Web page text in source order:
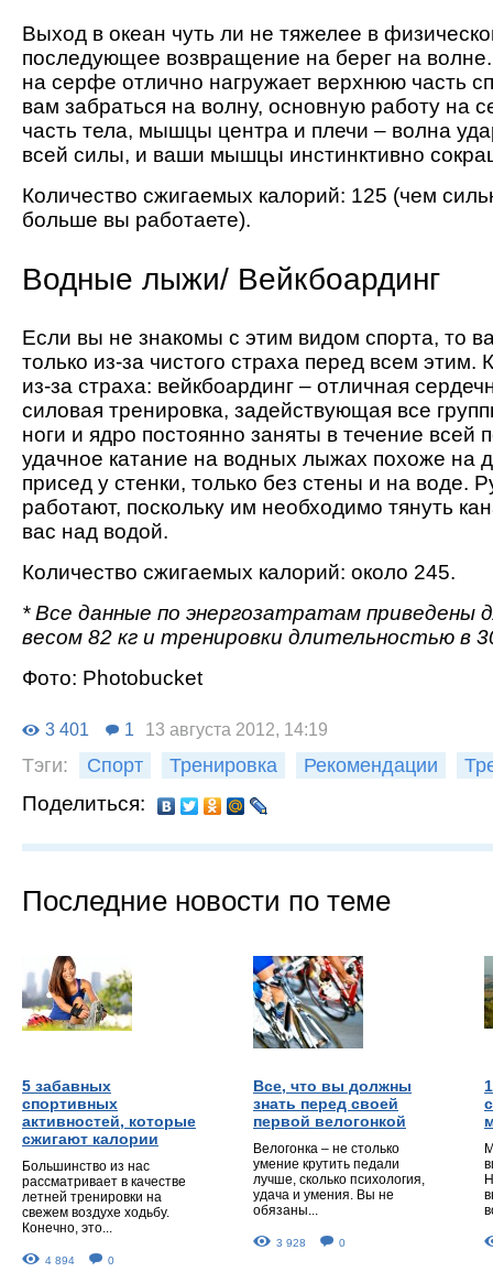
Выход в океан чуть ли не тяжелее в
последующее возвращение на берег на
на серфе отлично нагружает верхнюю часть
вам забраться на волну, основную работу на
часть тела, мышцы центра и плечи – волна
всей силы, и ваши мышцы инстинктивно
Количество сжигаемых калорий: 125 (чем
больше вы работаете).
Водные лыжи/ Вейкбоардинг
Если вы не знакомы с этим видом спорта, то
только из-за чистого страха перед всем этим.
из-за страха: вейкбоардинг – отличная
силовая тренировка, задействующая все
ноги и ядро постоянно заняты в течение всей
удачное катание на водных лыжах похоже на
присед у стенки, только без стены и на воде.
работают, поскольку им необходимо тянуть
вас над водой.
Количество сжигаемых калорий: около 245.
* Все данные по энергозатратам приведены
весом 82 кг и тренировки длительностью в
Фото: Рhotobucket
3 401 1 13 августа 2012, 14:19
Тэги: Спорт Тренировка Рекомендации
Поделиться:
Последние новости по теме
5 забавных
спортивных
активностей, которые
сжигают калории
Большинство из нас
рассматривает в качестве
летней тренировки на
свежем воздухе ходьбу.
Конечно, это...
4 894 0
Все, что вы должны
знать перед своей
первой велогонкой
Велогонка – не столько
умение крутить педали
лучше, сколько психология,
удача и умения. Вы не
обязаны...
3 928 0